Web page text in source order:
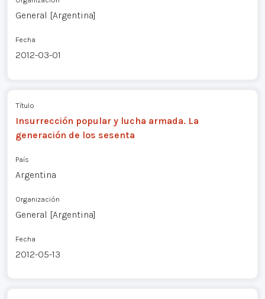
General [Argentina]
Fecha
2012-03-01
Título
Insurrección popular y lucha armada. La
generación de los sesenta
País
Argentina
Organización
General [Argentina]
Fecha
2012-05-13